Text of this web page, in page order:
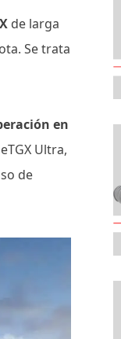
de larga
Se trata
en
Ultra,
de